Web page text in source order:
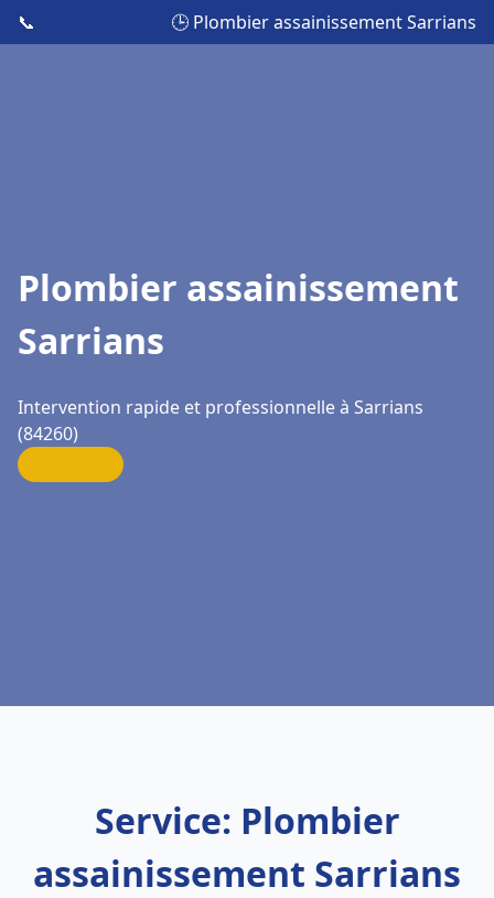
📞 🕒 Plombier assainissement Sarrians
Plombier assainissement
Sarrians
Intervention rapide et professionnelle à Sarrians
(84260)
Service: Plombier
assainissement Sarrians